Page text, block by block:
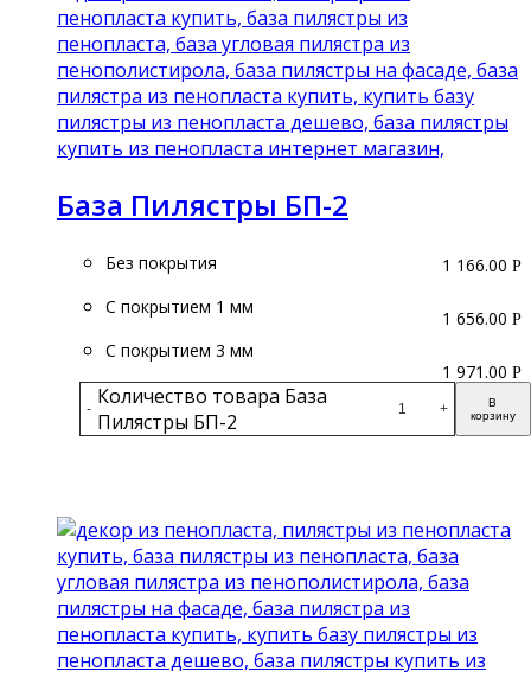
База Пилястры БП-2
Без покрытия
С покрытием 1 мм
С покрытием 3 мм
- Количество товара База
Пилястры БП-2
+
В
корзину
1 166.00 Р
1 656.00 Р
1 971.00 Р